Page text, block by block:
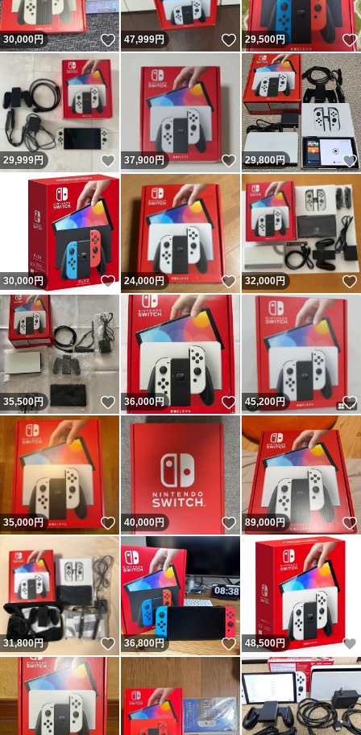
30,000円 いいね！
47,999円 いいね！
29,500円
29,999円 いいね！
37,900円 いいね！
29,800円
30,000円 いいね！
24,000円 いいね！
32,000円
35,500円 いいね！
36,000円 いいね！
45,200円
35,000円 いいね！
40,000円 いいね！
89,000円
31,800円 いいね！
36,800円 いいね！
48,500円